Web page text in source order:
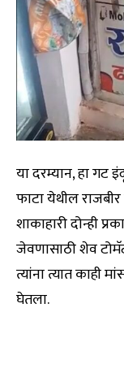
या दरम्यान, हा गट
फाटा येथील
शाकाहारी दोन्ही
जेवणासाठी शेव
त्यांना त्यात काही
घेतला.